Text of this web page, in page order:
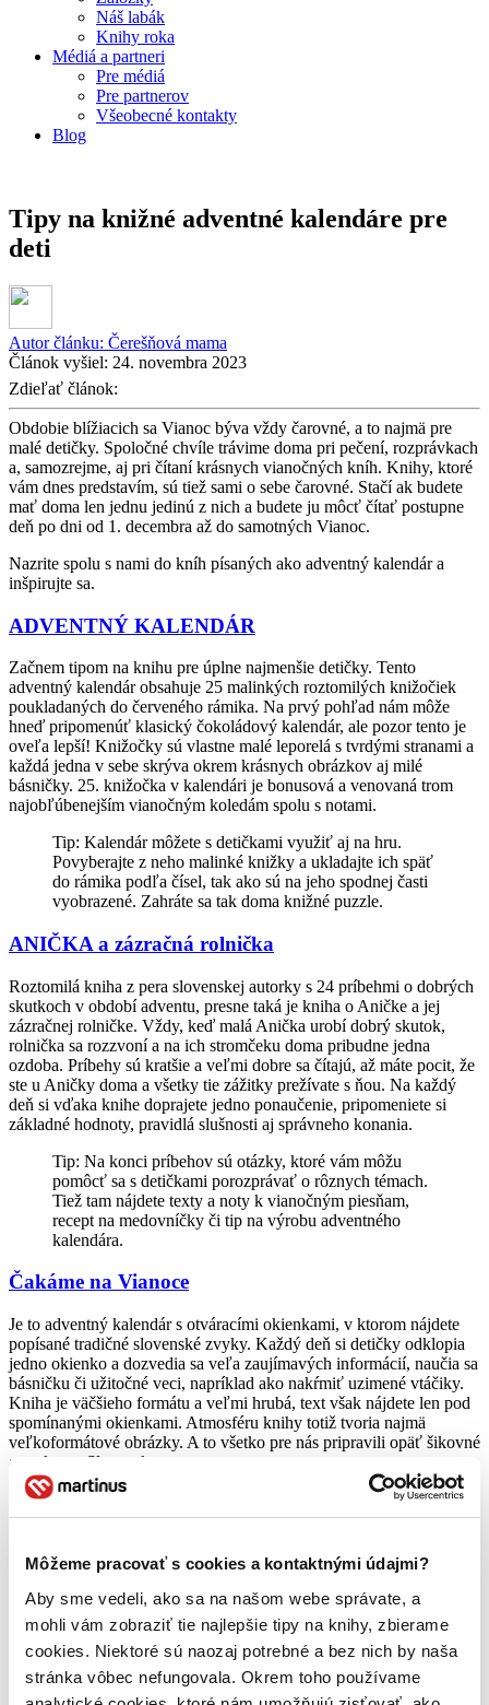
Môžeme pracovať s cookies a kontaktnými údajmi?
Aby sme vedeli, ako sa na našom webe správate, a
mohli vám zobraziť tie najlepšie tipy na knihy, zbierame
cookies. Niektoré sú naozaj potrebné a bez nich by naša
stránka vôbec nefungovala. Okrem toho používame
Náš labák
Knihy roka
Médiá a partneri
Pre médiá
Pre partnerov
Všeobecné kontakty
Blog
Tipy na knižné adventné kalendáre pre
deti
Autor článku: Čerešňová mama
Článok vyšiel: 24. novembra 2023
Zdieľať článok:
Obdobie blížiacich sa Vianoc býva vždy čarovné, a to najmä pre
malé detičky. Spoločné chvíle trávime doma pri pečení, rozprávkach
a, samozrejme, aj pri čítaní krásnych vianočných kníh. Knihy, ktoré
vám dnes predstavím, sú tiež sami o sebe čarovné. Stačí ak budete
mať doma len jednu jedinú z nich a budete ju môcť čítať postupne
deň po dni od 1. decembra až do samotných Vianoc.
Nazrite spolu s nami do kníh písaných ako adventný kalendár a
inšpirujte sa.
ADVENTNÝ KALENDÁR
Začnem tipom na knihu pre úplne najmenšie detičky. Tento
adventný kalendár obsahuje 25 malinkých roztomilých knižočiek
poukladaných do červeného rámika. Na prvý pohľad nám môže
hneď pripomenúť klasický čokoládový kalendár, ale pozor tento je
oveľa lepší! Knižočky sú vlastne malé leporelá s tvrdými stranami a
každá jedna v sebe skrýva okrem krásnych obrázkov aj milé
básničky. 25. knižočka v kalendári je bonusová a venovaná trom
najobľúbenejším vianočným koledám spolu s notami.
Tip: Kalendár môžete s detičkami využiť aj na hru.
Povyberajte z neho malinké knižky a ukladajte ich späť
do rámika podľa čísel, tak ako sú na jeho spodnej časti
vyobrazené. Zahráte sa tak doma knižné puzzle.
ANIČKA a zázračná rolnička
Roztomilá kniha z pera slovenskej autorky s 24 príbehmi o dobrých
skutkoch v období adventu, presne taká je kniha o Aničke a jej
zázračnej rolničke. Vždy, keď malá Anička urobí dobrý skutok,
rolnička sa rozzvoní a na ich stromčeku doma pribudne jedna
ozdoba. Príbehy sú kratšie a veľmi dobre sa čítajú, až máte pocit, že
ste u Aničky doma a všetky tie zážitky prežívate s ňou. Na každý
deň si vďaka knihe doprajete jedno ponaučenie, pripomeniete si
základné hodnoty, pravidlá slušnosti aj správneho konania.
Tip: Na konci príbehov sú otázky, ktoré vám môžu
pomôcť sa s detičkami porozprávať o rôznych témach.
Tiež tam nájdete texty a noty k vianočným piesňam,
recept na medovníčky či tip na výrobu adventného
kalendára.
Čakáme na Vianoce
Je to adventný kalendár s otváracími okienkami, v ktorom nájdete
popísané tradičné slovenské zvyky. Každý deň si detičky odklopia
jedno okienko a dozvedia sa veľa zaujímavých informácií, naučia sa
básničku či užitočné veci, napríklad ako nakŕmiť uzimené vtáčiky.
Kniha je väčšieho formátu a veľmi hrubá, text však nájdete len pod
spomínanými okienkami. Atmosféru knihy totiž tvoria najmä
veľkoformátové obrázky. A to všetko pre nás pripravili opäť šikovné
autorky zo Slovenska.
Tip: Uhádnete všetky vyobrazené miesta na obrázkoch?
Zamyslite sa a príďte doma na to, aké miesta zo
Adventné kalendáre plné čarovných rozprávok
Ak by ste chceli čítať s detičkami každý jeden deň úplne inú
rozprávku, potom určite siahnite po týchto knihách.Disney:
Rozprávkový adventný kalendár má v sebe 24 mini kníh s tými